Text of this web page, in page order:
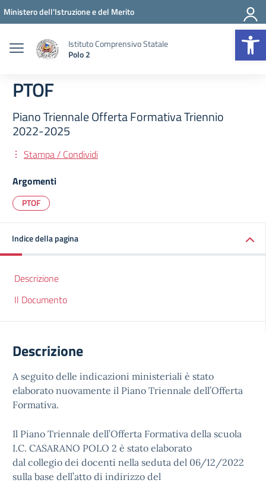
Vai ai contenuti
Vai al menu di navigazione
Vai al footer
Ministero dell'Istruzione e del Merito
Istituto Comprensivo Statale
Polo 2
PTOF
Piano Triennale Offerta Formativa Triennio
2022-2025
Stampa / Condividi
Argomenti
PTOF
Indice della pagina
Descrizione
Il Documento
Descrizione
A seguito delle indicazioni ministeriali è stato
elaborato nuovamente il Piano Triennale dell’Offerta
Formativa.
Il Piano Triennale dell’Offerta Formativa della scuola
I.C. CASARANO POLO 2 è stato elaborato
dal collegio dei docenti nella seduta del 06/12/2022
sulla base dell’atto di indirizzo del